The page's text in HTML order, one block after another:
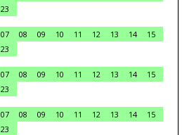
23
07 08 09 10 11 12 13 14
15
23
07 08 09 10 11 12 13 14
15
23
07 08 09 10 11 12 13 14
15
23